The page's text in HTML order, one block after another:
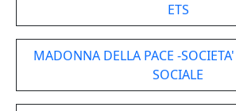
ETS
MADONNA DELLA PACE -
SOCIALE